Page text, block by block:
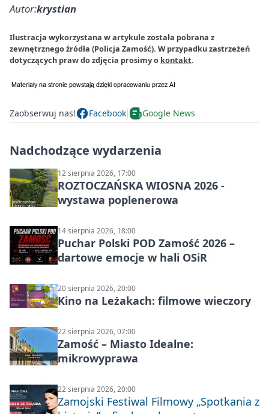
Autor:krystian
Ilustracja wykorzystana w artykule została pobrana z
zewnętrznego źródła (Policja Zamość). W przypadku zastrzeżeń
dotyczących praw do zdjęcia prosimy o kontakt.
Zaobserwuj nas! Facebook Google News
Nadchodzące wydarzenia
12 sierpnia 2026, 17:00
ROZTOCZAŃSKA WIOSNA 2026 -
wystawa poplenerowa
14 sierpnia 2026, 18:00
Puchar Polski POD Zamość 2026 –
dartowe emocje w hali OSiR
20 sierpnia 2026, 20:00
Kino na Leżakach: filmowe wieczory
22 sierpnia 2026, 07:00
Zamość – Miasto Idealne:
mikrowyprawa
22 sierpnia 2026, 20:00
Zamojski Festiwal Filmowy „Spotkania z